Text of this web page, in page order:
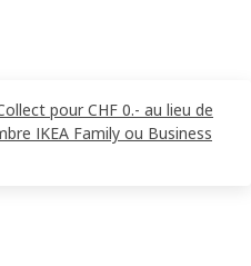
pour CHF 0.- au lieu de
IKEA Family ou Business